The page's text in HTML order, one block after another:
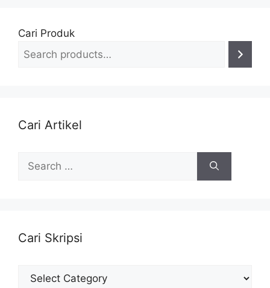
Cari Produk
Cari Artikel
Search
for:
Cari Skripsi
Cari